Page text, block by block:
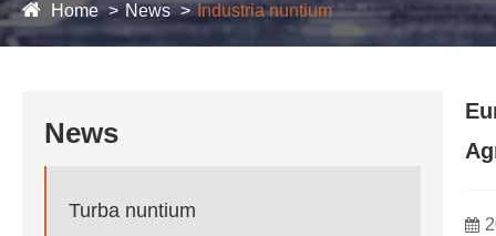
Home News Industria nuntium
News
Turba nuntium